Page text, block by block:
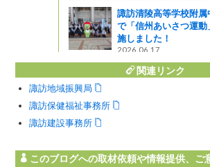
諏訪清陵高等学校附属
で「信州あいさつ運動
施しました！
2026.06.17
関連リンク
諏訪地域振興局
諏訪保健福祉事務所
諏訪建設事務所
このブログへの取材依頼や情報提供、ご